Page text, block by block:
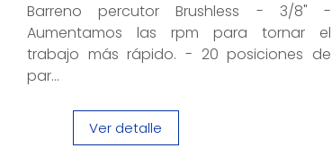
Barreno percutor Brushless - 3/8" -
Aumentamos las rpm para tornar el
trabajo más rápido. - 20 posiciones de
par...
Ver detalle